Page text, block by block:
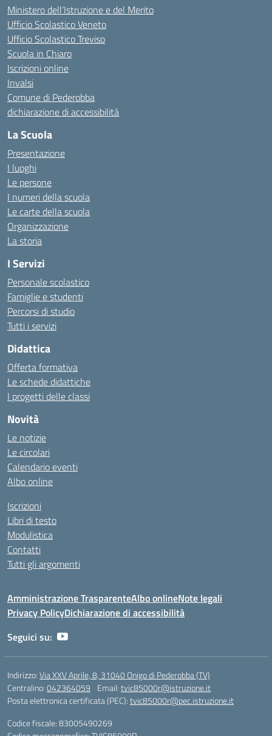
Ministero dell’Istruzione e del Merito
Ufficio Scolastico Veneto
Ufficio Scolastico Treviso
Scuola in Chiaro
Iscrizioni online
Invalsi
Comune di Pederobba
dichiarazione di accessibilità
La Scuola
Presentazione
I luoghi
Le persone
I numeri della scuola
Le carte della scuola
Organizzazione
La storia
I Servizi
Personale scolastico
Famiglie e studenti
Percorsi di studio
Tutti i servizi
Didattica
Offerta formativa
Le schede didattiche
I progetti delle classi
Novità
Le notizie
Le circolari
Calendario eventi
Albo online
Iscrizioni
Libri di testo
Modulistica
Contatti
Tutti gli argomenti
Amministrazione TrasparenteAlbo onlineNote legali
Privacy PolicyDichiarazione di accessibilità
Seguici su:
Indirizzo:Via XXV Aprile, 8, 31040 Onigo di Pederobba (TV)
Centralino:042364059 Email:tvic85000r@istruzione.it
Posta elettronica certificata (PEC):tvic85000r@pec.istruzione.it
Codice fiscale: 83005490269